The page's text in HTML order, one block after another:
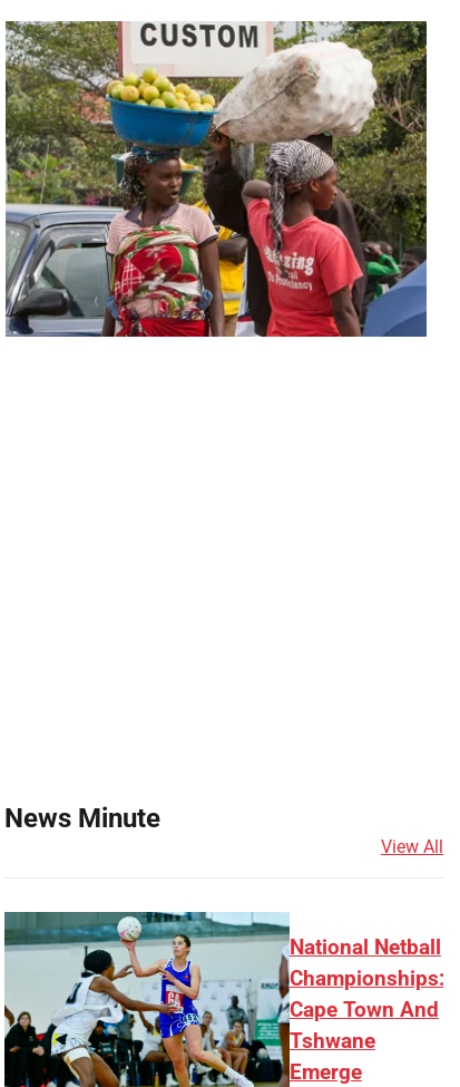
News Minute
View All
National Netball
Championships:
Cape Town And
Tshwane
Emerge